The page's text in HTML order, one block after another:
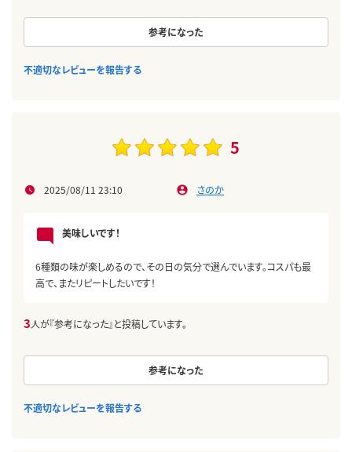
参考になった
不適切なレビューを報告する
5
2025/08/11 23:10 さのか
美味しいです！
6種類の味が楽しめるので、その日の気分で選んでいます。コスパも最
高で、またリピートしたいです！
3人が『参考になった』と投稿しています。
参考になった
不適切なレビューを報告する